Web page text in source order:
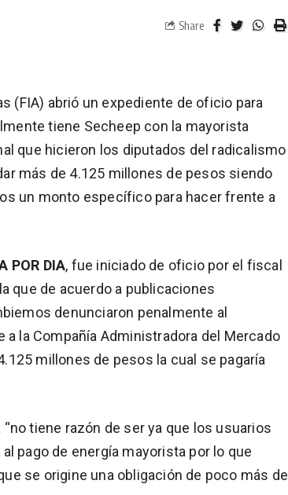
Share
(FIA) abrió un expediente de oficio para
tiene Secheep con la mayorista
que hicieron los diputados del radicalismo
más de 4.125 millones de pesos siendo
un monto específico para hacer frente a
POR DIA, fue iniciado de oficio por el fiscal
que de acuerdo a publicaciones
denunciaron penalmente al
a la Compañía Administradora del Mercado
millones de pesos la cual se pagaría
tiene razón de ser ya que los usuarios
pago de energía mayorista por lo que
se origine una obligación de poco más de